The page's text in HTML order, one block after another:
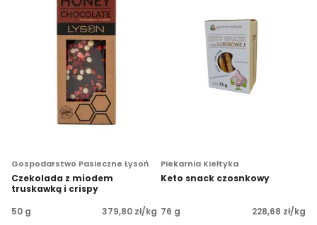
Gospodarstwo Pasieczne Łysoń
Czekolada z miodem
truskawką i crispy
50 g
379,80 zł/kg
Piekarnia Kiełtyka
Keto snack czosnkowy
76 g 228,68 zł/kg